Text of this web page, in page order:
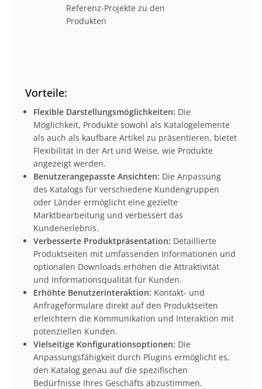
Referenz-Projekte zu den
Produkten
Vorteile:
Flexible Darstellungsmöglichkeiten: Die
Möglichkeit, Produkte sowohl als Katalogelemente
als auch als kaufbare Artikel zu präsentieren, bietet
Flexibilität in der Art und Weise, wie Produkte
angezeigt werden.
Benutzerangepasste Ansichten: Die Anpassung
des Katalogs für verschiedene Kundengruppen
oder Länder ermöglicht eine gezielte
Marktbearbeitung und verbessert das
Kundenerlebnis.
Verbesserte Produktpräsentation: Detaillierte
Produktseiten mit umfassenden Informationen und
optionalen Downloads erhöhen die Attraktivität
und Informationsqualität für Kunden.
Erhöhte Benutzerinteraktion: Kontakt- und
Anfrageformulare direkt auf den Produktseiten
erleichtern die Kommunikation und Interaktion mit
potenziellen Kunden.
Vielseitige Konfigurationsoptionen: Die
Anpassungsfähigkeit durch Plugins ermöglicht es,
den Katalog genau auf die spezifischen
Bedürfnisse Ihres Geschäfts abzustimmen.